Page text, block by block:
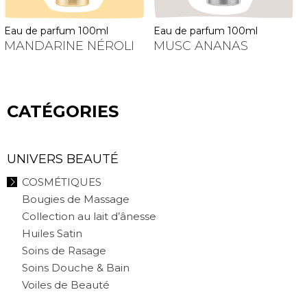
eau de parfum 100ml
MANDARINE NÉROLI
eau de parfum 100ml
MUSC ANANAS
CATÉGORIES
UNIVERS BEAUTÉ
COSMÉTIQUES
Bougies de Massage
Collection au lait d’ânesse
Huiles Satin
Soins de Rasage
Soins Douche & Bain
Voiles de Beauté